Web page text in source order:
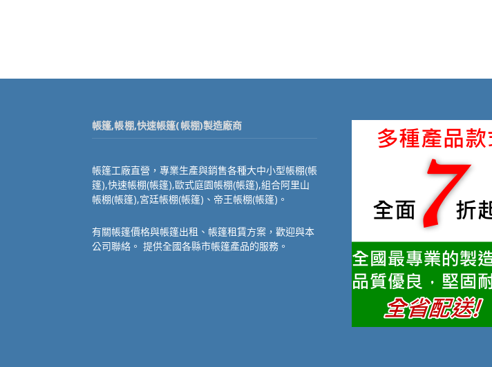
帳篷,帳棚,快速帳篷(帳棚)製造廠商
帳篷工廠直營，專業生產與銷售各種大中小型帳棚(帳
篷),快速帳棚(帳篷),歐式庭園帳棚(帳篷),組合阿里山
帳棚(帳篷),宮廷帳棚(帳篷)、帝王帳棚(帳篷)。
有關帳篷價格與帳篷出租、帳篷租賃方案，歡迎與本
公司聯絡。 提供全國各縣市帳篷產品的服務。